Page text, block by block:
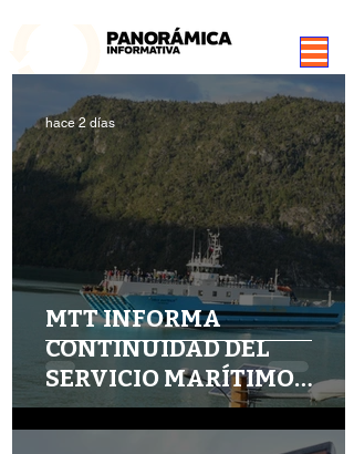
MTT INFORMA
CONTINUIDAD DEL
SERVICIO MARÍTIMO
SUBSIDIADO AYSÉN -
MAGALLANES
hace 2 días